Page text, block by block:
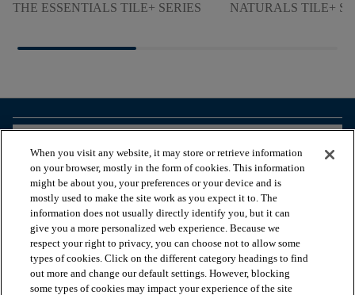
THE ESSENTIALS TILE+ SERIES
NATURALS TILE+
STRUMENTI UTILI
I NOSTRI SERVIZI
When you visit any website, it may store or retrieve information
on your browser, mostly in the form of cookies. This information
might be about you, your preferences or your device and is
mostly used to make the site work as you expect it to. The
information does not usually directly identify you, but it can
give you a more personalized web experience. Because we
respect your right to privacy, you can choose not to allow some
types of cookies. Click on the different category headings to find
out more and change our default settings. However, blocking
some types of cookies may impact your experience of the site